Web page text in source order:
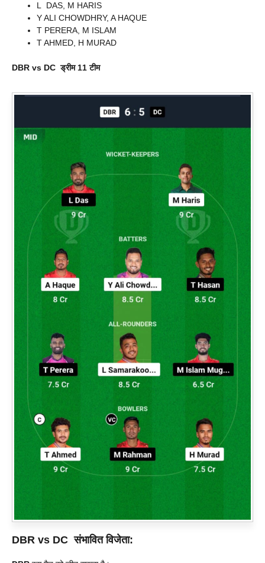
L DAS, M HARIS
Y ALI CHOWDHRY, A HAQUE
T PERERA, M ISLAM
T AHMED, H MURAD
DBR vs DCड्रीम 11 टीम
DBR vs DCसंभावित विजेता: